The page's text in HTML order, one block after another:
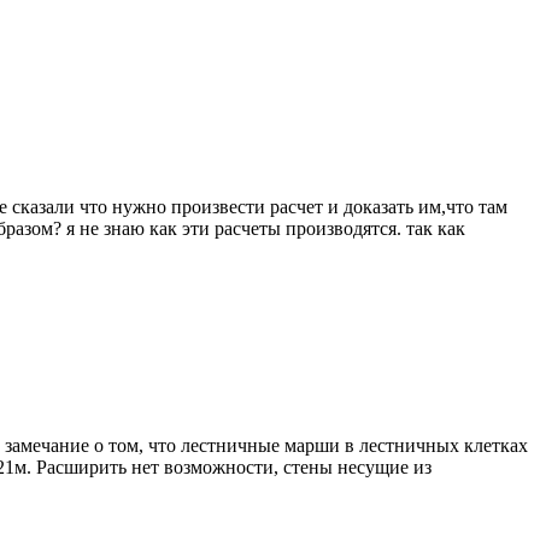
что нужно произвести расчет и доказать им,что там
я не знаю как эти расчеты производятся. так как
о том, что лестничные марши в лестничных клетках
Расширить нет возможности, стены несущие из